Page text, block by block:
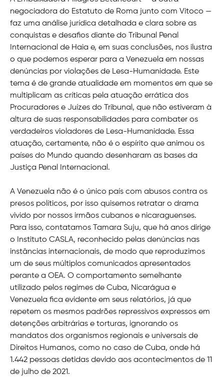
negociadora do Estatuto de Roma junto com Vitoco —
faz uma análise jurídica detalhada e clara sobre as
conquistas e desafios diante do Tribunal Penal
Internacional de Haia e, em suas conclusões, nos ilustra
o que podemos esperar para a Venezuela em nossas
denúncias por violações de Lesa-Humanidade. Este
tema é de grande atualidade em momentos em que se
multiplicam as críticas pela atuação errática dos
Procuradores e Juízes do Tribunal, que não estiveram à
altura de suas responsabilidades para combater os
verdadeiros violadores de Lesa-Humanidade. Essa
atuação, certamente, não é o espírito que animou os
países do Mundo quando desenharam as bases da
Justiça Penal Internacional.
A Venezuela não é o único país com abusos contra os
presos políticos, por isso quisemos retratar o drama
vivido por nossos irmãos cubanos e nicaraguenses.
Para isso, contatamos Tamara Suju, que há anos dirige
o Instituto CASLA, reconhecido pelas denúncias nas
instâncias internacionais, de modo que reproduzimos
um de seus múltiplos comunicados apresentados
perante a OEA. O comportamento semelhante
utilizado pelos regimes de Cuba, Nicarágua e
Venezuela fica evidente em seus relatórios, já que
repetem os mesmos padrões repressivos expressos em
detenções arbitrárias e torturas, ignorando os
mandatos dos organismos regionais e universais de
Direitos Humanos, como no caso de Cuba, onde há
1.442 pessoas detidas devido aos acontecimentos de 11
de julho de 2021.